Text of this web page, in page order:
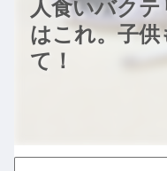
人食いバク
はこれ。子
て！